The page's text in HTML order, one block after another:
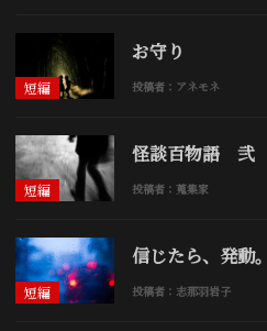
短編
お守り
投稿者：アネモネ
短編
怪談百物語 弐
投稿者：蒐集家
短編
信じたら、発動。
投稿者：志那羽岩子